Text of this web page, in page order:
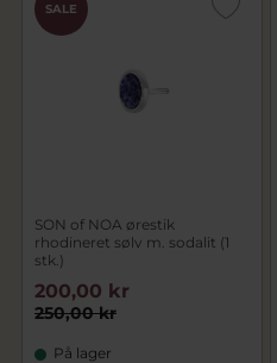
SALE
SON of NOA ørestik
rhodineret sølv m. sodalit (1
stk.)
250,00 kr
200,00 kr
På lager